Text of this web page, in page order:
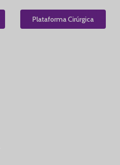
Plataforma Cirúrgica